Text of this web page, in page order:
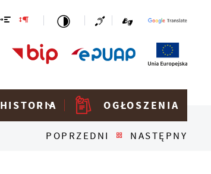
HISTORIA OGŁOSZENIA
POPRZEDNI NASTĘPNY